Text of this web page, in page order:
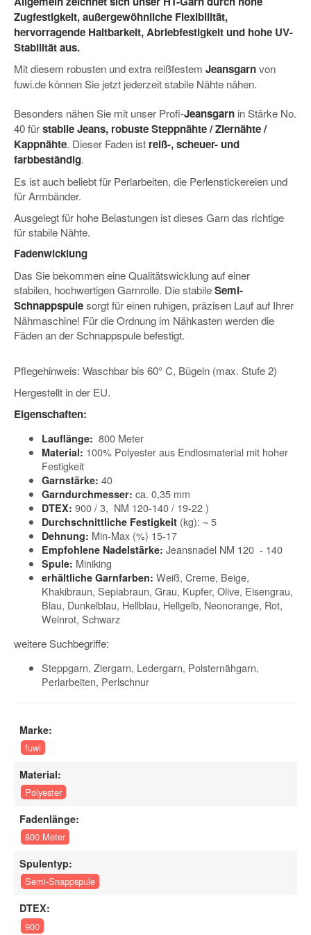
Zugfestigkeit, außergewöhnliche Flexibilität,
hervorragende Haltbarkeit, Abriebfestigkeit und hohe UV-
Stabilität aus.
Mit diesem robusten und extra reißfestem Jeansgarnvon
fuwi.de können Sie jetzt jederzeit stabile Nähte nähen.
Besonders nähen Sie mit unser Profi-Jeansgarn in Stärke No.
40 fürstabileJeans, robuste Steppnähte / Ziernähte /
Kappnähte. Dieser Faden ist reiß-, scheuer- und
farbbeständig.
Es ist auch beliebt für Perlarbeiten, die Perlenstickereien und
für Armbänder.
Ausgelegt für hohe Belastungen ist dieses Garn das richtige
für stabile Nähte.
Fadenwicklung
Das Sie bekommen eine Qualitätswicklung auf einer
stabilen, hochwertigen Garnrolle. Die stabileSemi-
Schnappspulesorgt für einen ruhigen, präzisen Lauf auf Ihrer
Nähmaschine! Für die Ordnung im Nähkasten werden die
Fäden an der Schnappspule befestigt.
Pflegehinweis: Waschbar bis 60° C, Bügeln (max. Stufe 2)
Hergestellt in der EU.
Eigenschaften:
Lauflänge: 800 Meter
Material: 100% Polyester aus Endlosmaterial mit hoher
Festigkeit
Garnstärke: 40
Garndurchmesser: ca. 0,35 mm
DTEX: 900 / 3, NM 120-140 / 19-22 )
Durchschnittliche Festigkeit (kg): ~ 5
Dehnung: Min-Max (%) 15-17
Empfohlene Nadelstärke: Jeansnadel NM 120 - 140
Spule: Miniking
erhältliche Garnfarben: Weiß, Creme, Beige,
Khakibraun, Sepiabraun, Grau, Kupfer, Olive, Eisengrau,
Blau, Dunkelblau, Hellblau, Hellgelb, Neonorange, Rot,
Weinrot, Schwarz
weitere Suchbegriffe:
Steppgarn, Ziergarn, Ledergarn, Polsternähgarn,
Perlarbeiten, Perlschnur
Marke:
fuwi
Material:
Polyester
Fadenlänge:
800 Meter
Spulentyp:
Semi-Snappspule
DTEX:
900